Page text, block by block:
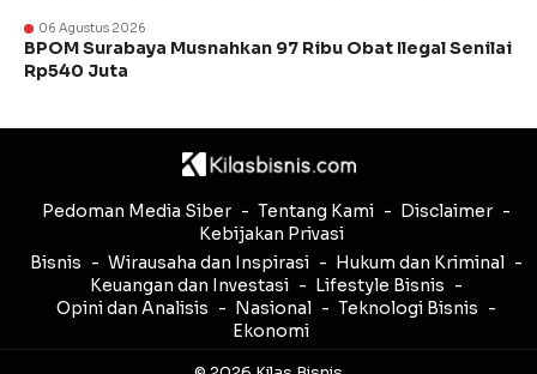
06 Agustus 2026
BPOM Surabaya Musnahkan 97 Ribu Obat Ilegal Senilai
Rp540 Juta
Pedoman Media Siber Tentang Kami
Disclaimer
Kebijakan Privasi
Bisnis
Wirausaha dan Inspirasi
Hukum dan Kriminal
Keuangan dan Investasi
Lifestyle Bisnis
Opini dan Analisis
Nasional
Teknologi Bisnis
Ekonomi